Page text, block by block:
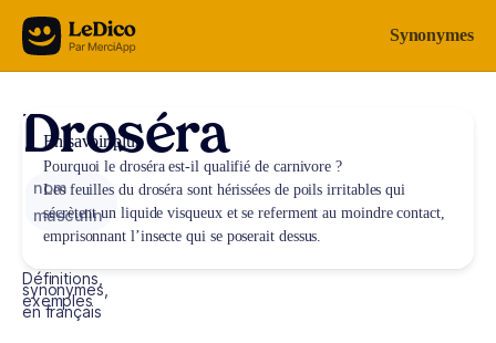
Aller au contenu Synonymes
Droséra
nom
masculin
Définitions,
synonymes,
exemples
en français
En savoir plus
Pourquoi le droséra est-il qualifié de carnivore ?
Les feuilles du droséra sont hérissées de poils irritables qui
sécrètent un liquide visqueux et se referment au moindre contact,
emprisonnant l’insecte qui se poserait dessus.